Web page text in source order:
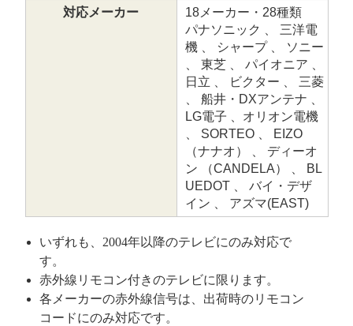
対応メーカー
18メーカー・28種類
パナソニック 、 三洋電
機 、 シャープ 、 ソニー
、 東芝 、 パイオニア 、
日立 、 ビクター 、 三菱
、 船井・DXアンテナ 、
LG電子 、オリオン電機
、 SORTEO 、 EIZO
（ナナオ） 、 ディーオ
ン （CANDELA） 、 BL
UEDOT 、 バイ・デザ
イン 、 アズマ(EAST)
いずれも、2004年以降のテレビにのみ対応で
す。
赤外線リモコン付きのテレビに限ります。
各メーカーの赤外線信号は、出荷時のリモコン
コードにのみ対応です。